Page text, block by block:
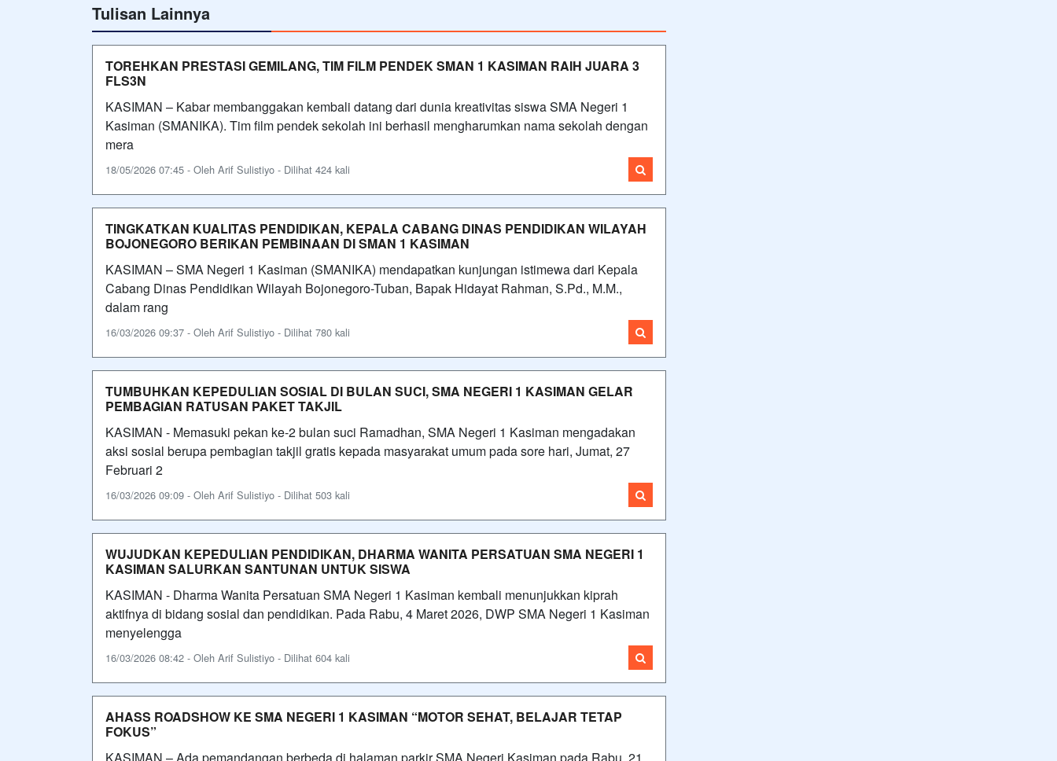
Tulisan Lainnya
TOREHKAN PRESTASI GEMILANG, TIM FILM PENDEK SMAN 1 KASIMAN RAIH JUARA 3
FLS3N
KASIMAN – Kabar membanggakan kembali datang dari dunia kreativitas siswa SMA Negeri 1
Kasiman (SMANIKA). Tim film pendek sekolah ini berhasil mengharumkan nama sekolah dengan
mera
18/05/2026 07:45 - Oleh Arif Sulistiyo - Dilihat 424 kali
TINGKATKAN KUALITAS PENDIDIKAN, KEPALA CABANG DINAS PENDIDIKAN WILAYAH
BOJONEGORO BERIKAN PEMBINAAN DI SMAN 1 KASIMAN
KASIMAN – SMA Negeri 1 Kasiman (SMANIKA) mendapatkan kunjungan istimewa dari Kepala
Cabang Dinas Pendidikan Wilayah Bojonegoro-Tuban, Bapak Hidayat Rahman, S.Pd., M.M.,
dalam rang
16/03/2026 09:37 - Oleh Arif Sulistiyo - Dilihat 780 kali
TUMBUHKAN KEPEDULIAN SOSIAL DI BULAN SUCI, SMA NEGERI 1 KASIMAN GELAR
PEMBAGIAN RATUSAN PAKET TAKJIL
KASIMAN - Memasuki pekan ke-2 bulan suci Ramadhan, SMA Negeri 1 Kasiman mengadakan
aksi sosial berupa pembagian takjil gratis kepada masyarakat umum pada sore hari, Jumat, 27
Februari 2
16/03/2026 09:09 - Oleh Arif Sulistiyo - Dilihat 503 kali
WUJUDKAN KEPEDULIAN PENDIDIKAN, DHARMA WANITA PERSATUAN SMA NEGERI 1
KASIMAN SALURKAN SANTUNAN UNTUK SISWA
KASIMAN - Dharma Wanita Persatuan SMA Negeri 1 Kasiman kembali menunjukkan kiprah
aktifnya di bidang sosial dan pendidikan. Pada Rabu, 4 Maret 2026, DWP SMA Negeri 1 Kasiman
menyelengga
16/03/2026 08:42 - Oleh Arif Sulistiyo - Dilihat 604 kali
AHASS ROADSHOW KE SMA NEGERI 1 KASIMAN “MOTOR SEHAT, BELAJAR TETAP
FOKUS”